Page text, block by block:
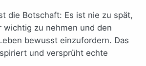
die Botschaft: Es ist nie zu spät,
wichtig zu nehmen und den
bewusst einzufordern. Das
und versprüht echte